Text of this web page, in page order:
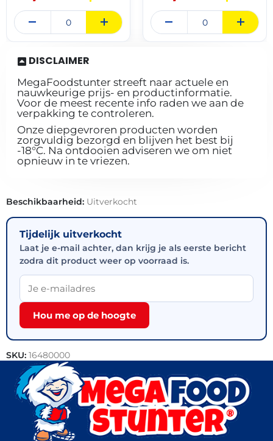
DISCLAIMER
MegaFoodstunter streeft naar actuele en
nauwkeurige prijs- en productinformatie.
Voor de meest recente info raden we aan de
verpakking te controleren.
Onze diepgevroren producten worden
zorgvuldig bezorgd en blijven het best bij
-18°C. Na ontdooien adviseren we om niet
opnieuw in te vriezen.
Beschikbaarheid: Uitverkocht
Tijdelijk uitverkocht
Laat je e-mail achter, dan krijg je als eerste bericht
zodra dit product weer op voorraad is.
Hou me op de hoogte
SKU: 16480000
Categorieën:Bakkerij